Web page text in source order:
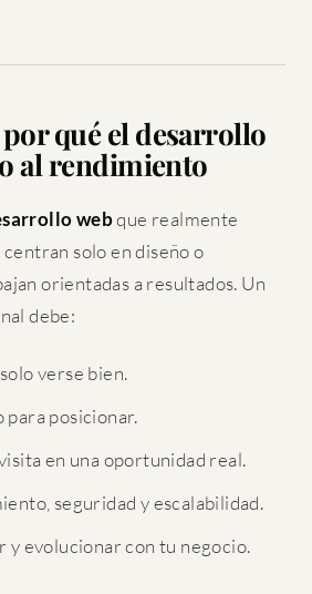
qué el desarrollo
al rendimiento
webque realmente
solo en diseño o
orientadas a resultados. Un
debe:
verse bien.
para posicionar.
en una oportunidad real.
seguridad y escalabilidad.
y evolucionar con tu negocio.